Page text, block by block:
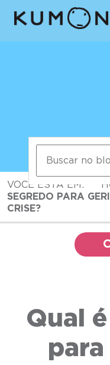
VOCÊ ESTÁ EM:
SEGREDO PARA
CRISE?
Qual